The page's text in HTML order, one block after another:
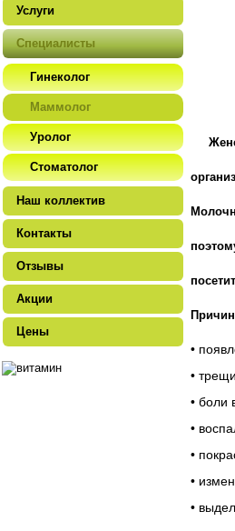
Услуги
Специалисты
Гинеколог
Маммолог
Уролог
Стоматолог
Наш коллектив
Контакты
Отзывы
Акции
Цены
•
•
• боли
•
•
•
•